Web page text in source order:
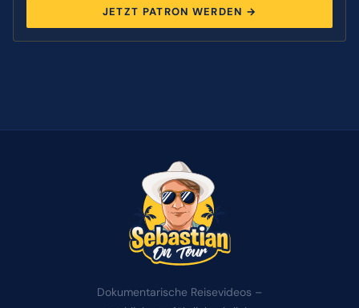
JETZT PATRON WERDEN →
Dokumentarische Reisevideos –